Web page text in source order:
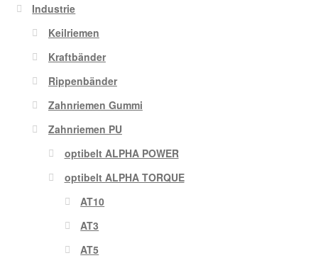
Industrie
Keilriemen
Kraftbänder
Rippenbänder
Zahnriemen Gummi
Zahnriemen PU
optibelt ALPHA POWER
optibelt ALPHA TORQUE
AT10
AT3
AT5